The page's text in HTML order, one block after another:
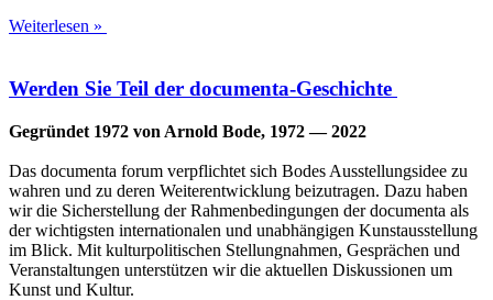
Weiterlesen »
Werden Sie Teil der documenta-Geschichte
Gegrün­det 1972 von Arnold Bode, 1972 — 2022
Das docu­men­ta forum ver­pflich­tet sich Bodes Aus­stel­lungs­idee zu
wah­ren und zu deren Wei­ter­ent­wick­lung bei­zu­tra­gen. Dazu haben
wir die Sicher­stel­lung der Rah­men­be­din­gun­gen der docu­men­ta als
der wich­tigs­ten inter­na­tio­na­len und unab­hän­gi­gen Kunst­aus­stel­lung
im Blick. Mit kul­tur­po­li­ti­schen Stel­lung­nah­men, Gesprä­chen und
Ver­an­stal­tun­gen unter­stüt­zen wir die aktu­el­len Dis­kus­sio­nen um
Kunst und Kultur.